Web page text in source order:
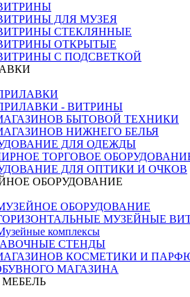
ДЛЯ МУЗЕЯ
СТЕКЛЯННЫЕ
ОТКРЫТЫЕ
С ПОДСВЕТКОЙ
- ВИТРИНЫ
БЫТОВОЙ ТЕХНИКИ
НИЖНЕГО БЕЛЬЯ
ДЛЯ ОДЕЖДЫ
ТОРГОВОЕ
ДЛЯ ОПТИКИ И ОЧКОВ
ОБОРУДОВАНИЕ
ОБОРУДОВАНИЕ
МУЗЕЙНЫЕ
комплексы
СТЕНДЫ
КОСМЕТИКИ И
МАГАЗИНА